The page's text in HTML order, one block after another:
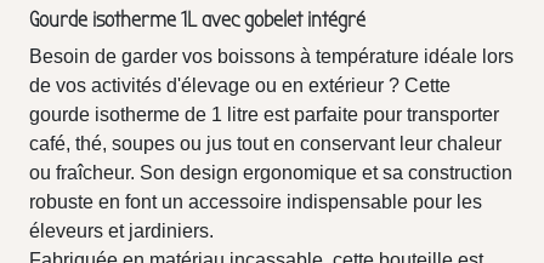
Gourde isotherme 1L avec gobelet intégré
Besoin de garder vos boissons à température idéale lors
de vos activités d'élevage ou en extérieur ? Cette
gourde isotherme de 1 litre est parfaite pour transporter
café, thé, soupes ou jus tout en conservant leur chaleur
ou fraîcheur. Son design ergonomique et sa construction
robuste en font un accessoire indispensable pour les
éleveurs et jardiniers.